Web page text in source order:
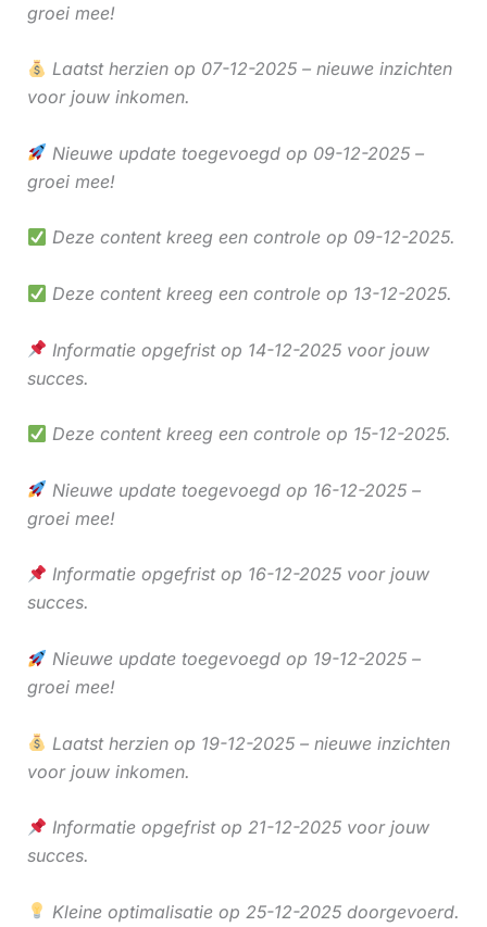
groei mee!
Laatst herzien op 07-12-2025 – nieuwe inzichten
voor jouw inkomen.
Nieuwe update toegevoegd op 09-12-2025 –
groei mee!
Deze content kreeg een controle op 09-12-2025.
Deze content kreeg een controle op 13-12-2025.
Informatie opgefrist op 14-12-2025 voor jouw
succes.
Deze content kreeg een controle op 15-12-2025.
Nieuwe update toegevoegd op 16-12-2025 –
groei mee!
Informatie opgefrist op 16-12-2025 voor jouw
succes.
Nieuwe update toegevoegd op 19-12-2025 –
groei mee!
Laatst herzien op 19-12-2025 – nieuwe inzichten
voor jouw inkomen.
Informatie opgefrist op 21-12-2025 voor jouw
succes.
Kleine optimalisatie op 25-12-2025 doorgevoerd.